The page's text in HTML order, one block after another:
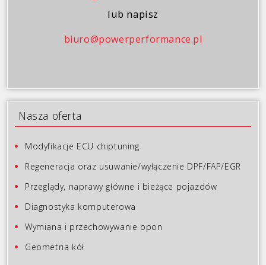
lub napisz
biuro@powerperformance.pl
Nasza oferta
Modyfikacje ECU chiptuning
Regeneracja oraz usuwanie/wyłączenie DPF/FAP/EGR
Przeglądy, naprawy główne i bieżące pojazdów
Diagnostyka komputerowa
Wymiana i przechowywanie opon
Geometria kół